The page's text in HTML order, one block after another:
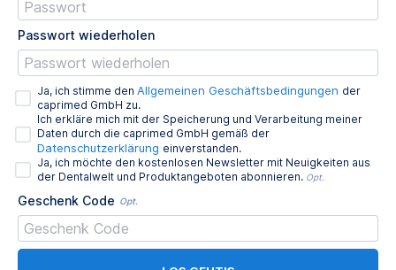
Passwort wiederholen
Ja, ich stimme den Allgemeinen Geschäftsbedingungen der
caprimed GmbH zu.
Ich erkläre mich mit der Speicherung und Verarbeitung meiner
Daten durch die caprimed GmbH gemäß der
Datenschutzerklärung einverstanden.
Ja, ich möchte den kostenlosen Newsletter mit Neuigkeiten aus
der Dentalwelt und Produktangeboten abonnieren. Opt.
Geschenk Code Opt.